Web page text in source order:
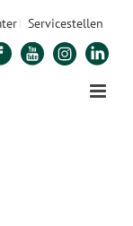
Servicestellen